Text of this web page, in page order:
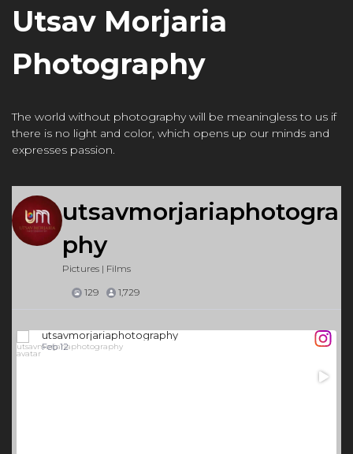
Utsav Morjaria
Photography
The world without photography will be meaningless to us if
there is no light and color, which opens up our minds and
expresses passion.
utsavmorjariaphotogra
phy
Pictures | Films
129
1,729
utsavmorjariaphotography
Feb 12